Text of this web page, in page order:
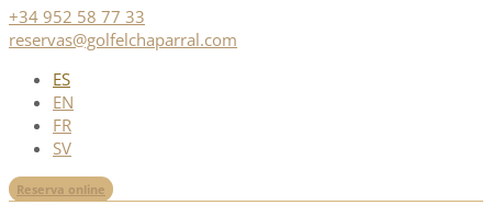
+34 952 58 77 33
reservas@golfelchaparral.com
ES
EN
FR
SV
Reserva online